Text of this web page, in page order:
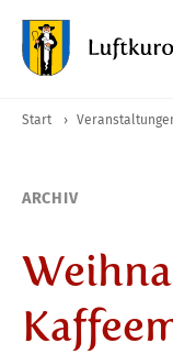
Start ›
ARCHIV